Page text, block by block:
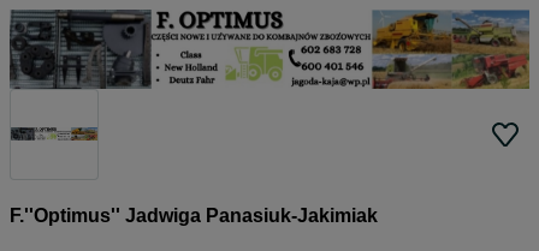
F.''Optimus'' Jadwiga Panasiuk-Jakimiak